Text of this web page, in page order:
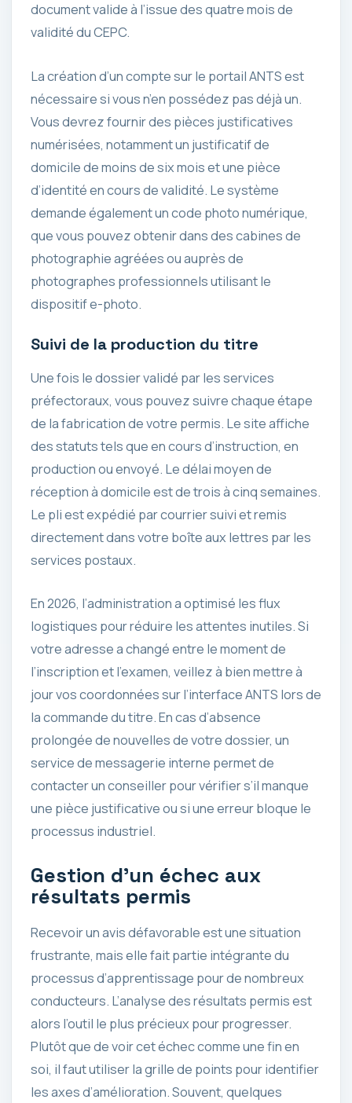
document valide à l’issue des quatre mois de
validité du CEPC.
La création d’un compte sur le portail ANTS est
nécessaire si vous n’en possédez pas déjà un.
Vous devrez fournir des pièces justificatives
numérisées, notamment un justificatif de
domicile de moins de six mois et une pièce
d’identité en cours de validité. Le système
demande également un code photo numérique,
que vous pouvez obtenir dans des cabines de
photographie agréées ou auprès de
photographes professionnels utilisant le
dispositif e-photo.
Suivi de la production du titre
Une fois le dossier validé par les services
préfectoraux, vous pouvez suivre chaque étape
de la fabrication de votre permis. Le site affiche
des statuts tels que en cours d’instruction, en
production ou envoyé. Le délai moyen de
réception à domicile est de trois à cinq semaines.
Le pli est expédié par courrier suivi et remis
directement dans votre boîte aux lettres par les
services postaux.
En 2026, l’administration a optimisé les flux
logistiques pour réduire les attentes inutiles. Si
votre adresse a changé entre le moment de
l’inscription et l’examen, veillez à bien mettre à
jour vos coordonnées sur l’interface ANTS lors de
la commande du titre. En cas d’absence
prolongée de nouvelles de votre dossier, un
service de messagerie interne permet de
contacter un conseiller pour vérifier s’il manque
une pièce justificative ou si une erreur bloque le
processus industriel.
Gestion d’un échec aux
résultats permis
Recevoir un avis défavorable est une situation
frustrante, mais elle fait partie intégrante du
processus d’apprentissage pour de nombreux
conducteurs. L’analyse des résultats permis est
alors l’outil le plus précieux pour progresser.
Plutôt que de voir cet échec comme une fin en
soi, il faut utiliser la grille de points pour identifier
les axes d’amélioration. Souvent, quelques